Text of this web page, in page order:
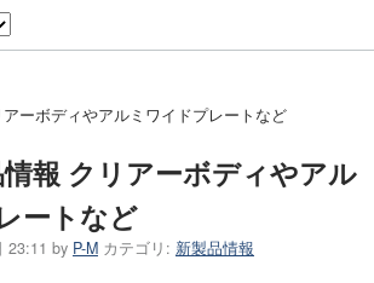
ーボディやアルミワイドプレートなど
報 クリアーボディやアル
ートなど
23:11 by P-M カテゴリ: 新製品情報